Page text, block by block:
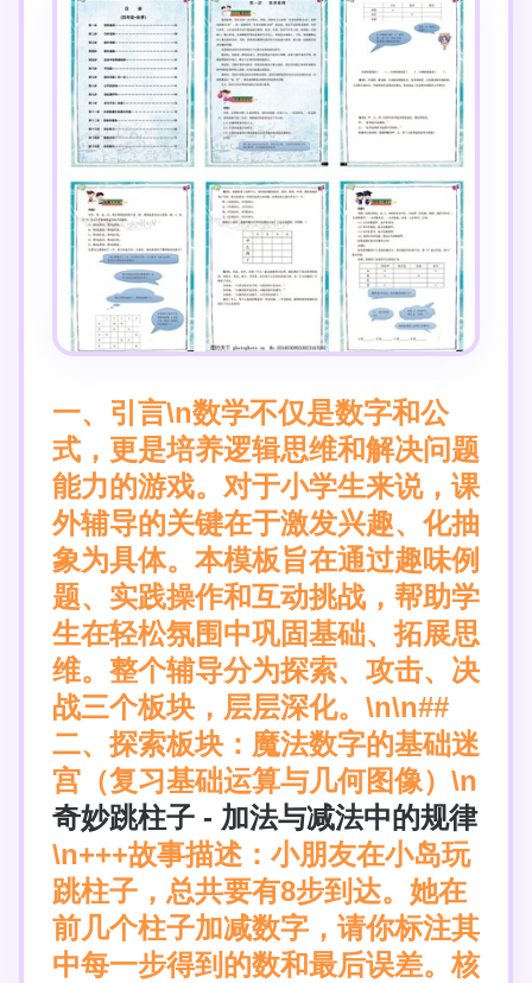
一、引言\n数学不仅是数字和公
式，更是培养逻辑思维和解决问题
能力的游戏。对于小学生来说，课
外辅导的关键在于激发兴趣、化抽
象为具体。本模板旨在通过趣味例
题、实践操作和互动挑战，帮助学
生在轻松氛围中巩固基础、拓展思
维。整个辅导分为探索、攻击、决
战三个板块，层层深化。\n\n##
二、探索板块：魔法数字的基础迷
宫（复习基础运算与几何图像）\n
奇妙跳柱子 - 加法与减法中的规律
\n+++故事描述：小朋友在小岛玩
跳柱子，总共要有8步到达。她在
前几个柱子加减数字，请你标注其
中每一步得到的数和最后误差。核